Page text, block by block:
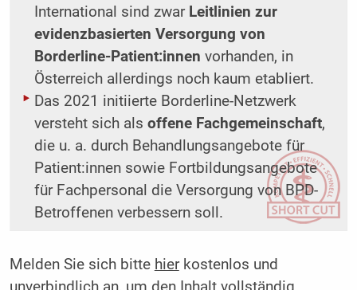
International sind zwar Leitlinien zur
evidenzbasierten Versorgung von
Borderline-Patient:innen vorhanden, in
Österreich allerdings noch kaum etabliert.
Das 2021 initiierte Borderline-Netzwerk
versteht sich als offene Fachgemeinschaft,
die u. a. durch Behandlungsangebote für
Patient:innen sowie Fortbildungsangebote
für Fachpersonal die Versorgung von BPD-
Betroffenen verbessern soll.
Melden Sie sich bitte hierkostenlos und